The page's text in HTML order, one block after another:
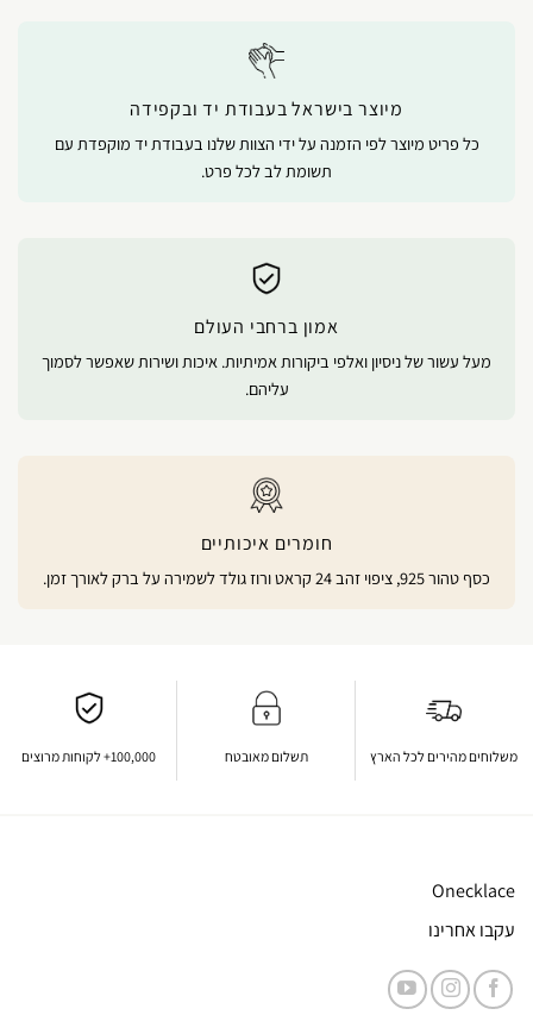
מיוצר בישראל בעבודת יד ובקפידה
כל פריט מיוצר לפי הזמנה על ידי הצוות שלנו בעבודת יד מוקפדת עם
תשומת לב לכל פרט.
אמון ברחבי העולם
מעל עשור של ניסיון ואלפי ביקורות אמיתיות. איכות ושירות שאפשר לסמוך
עליהם.
חומרים איכותיים
כסף טהור 925, ציפוי זהב 24 קראט ורוז גולד לשמירה על ברק לאורך זמן.
משלוחים מהירים לכל הארץ תשלום מאובטח 100,000+ לקוחות מרוצים
Onecklace
עקבו אחרינו